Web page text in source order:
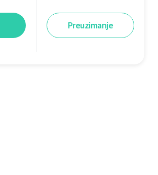
Preuzimanje